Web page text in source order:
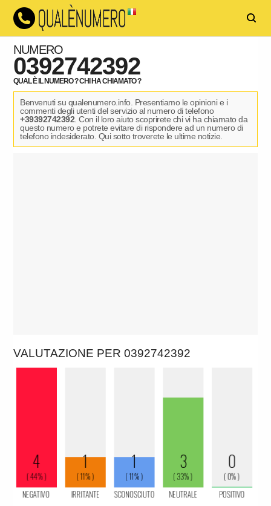
NUMERO
0392742392
QUAL È IL NUMERO ? CHI HA CHIAMATO ?
Benvenuti su qualenumero.info. Presentiamo le opinioni e i
commenti degli utenti del servizio al numero di telefono
+39392742392 . Con il loro aiuto scoprirete chi vi ha chiamato da
questo numero e potrete evitare di rispondere ad un numero di
telefono indesiderato. Qui sotto troverete le ultime notizie.
VALUTAZIONE PER 0392742392